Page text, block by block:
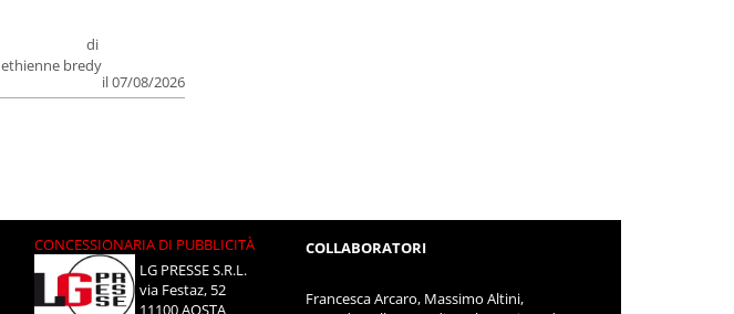
di
ethienne bredy
il 07/08/2026
CONCESSIONARIA DI PUBBLICITÀ
LG PRESSE S.R.L.
via Festaz, 52
11100 AOSTA
COLLABORATORI
Francesca Arcaro, Massimo Altini,